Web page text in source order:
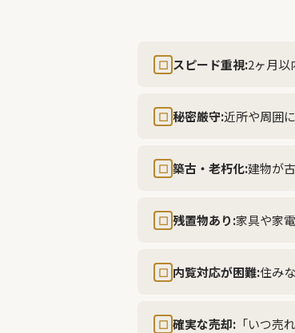
☐ スピード重視:2ヶ月以
☐ 秘密厳守:近所や周囲
☐ 築古・老朽化:建物が
☐ 残置物あり:家具や家
☐ 内覧対応が困難:住み
☐ 確実な売却: 「いつ売